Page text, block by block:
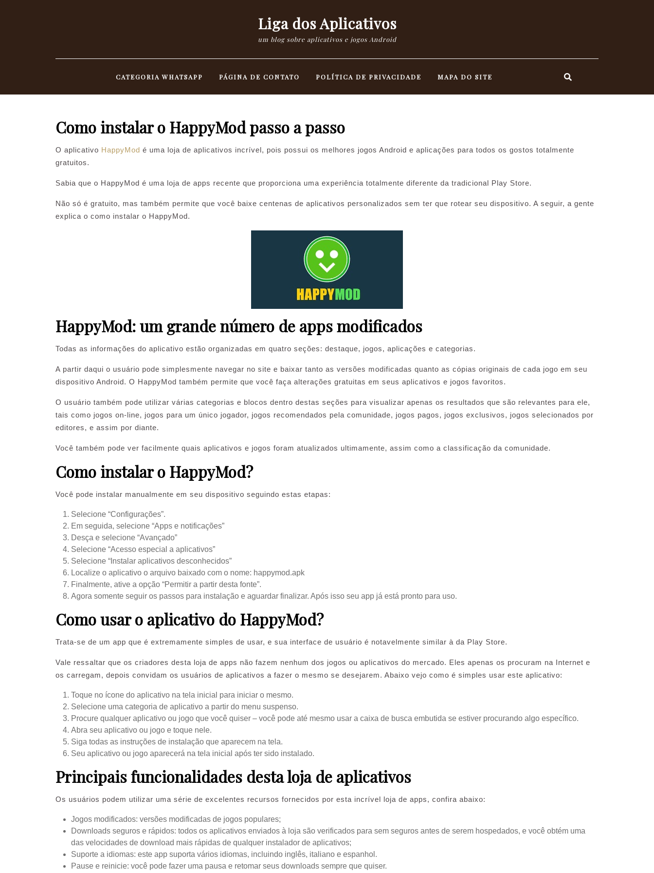
Liga dos Aplicativos
um blog sobre aplicativos e jogos Android
CATEGORIA WHATSAPP PÁGINA DE CONTATO POLÍTICA DE PRIVACIDADE MAPA DO SITE
Como instalar o HappyMod passo a passo
O aplicativo HappyMod é uma loja de aplicativos incrível, pois possui os melhores jogos Android e aplicações para todos os gostos totalmente
gratuitos.
Sabia que o HappyMod é uma loja de apps recente que proporciona uma experiência totalmente diferente da tradicional Play Store.
Não só é gratuito, mas também permite que você baixe centenas de aplicativos personalizados sem ter que rotear seu dispositivo. A seguir, a gente
explica o como instalar o HappyMod.
HappyMod: um grande número de apps modificados
Todas as informações do aplicativo estão organizadas em quatro seções: destaque, jogos, aplicações e categorias.
A partir daqui o usuário pode simplesmente navegar no site e baixar tanto as versões modificadas quanto as cópias originais de cada jogo em seu
dispositivo Android. O HappyMod também permite que você faça alterações gratuitas em seus aplicativos e jogos favoritos.
O usuário também pode utilizar várias categorias e blocos dentro destas seções para visualizar apenas os resultados que são relevantes para ele,
tais como jogos on-line, jogos para um único jogador, jogos recomendados pela comunidade, jogos pagos, jogos exclusivos, jogos selecionados por
editores, e assim por diante.
Você também pode ver facilmente quais aplicativos e jogos foram atualizados ultimamente, assim como a classificação da comunidade.
Como instalar o HappyMod?
Você pode instalar manualmente em seu dispositivo seguindo estas etapas:
Selecione “Configurações”.
Em seguida, selecione “Apps e notificações”
Desça e selecione “Avançado”
Selecione “Acesso especial a aplicativos”
Selecione “Instalar aplicativos desconhecidos”
Localize o aplicativo o arquivo baixado com o nome: happymod.apk
Finalmente, ative a opção “Permitir a partir desta fonte”.
Agora somente seguir os passos para instalação e aguardar finalizar. Após isso seu app já está pronto para uso.
Como usar o aplicativo do HappyMod?
Trata-se de um app que é extremamente simples de usar, e sua interface de usuário é notavelmente similar à da Play Store.
Vale ressaltar que os criadores desta loja de apps não fazem nenhum dos jogos ou aplicativos do mercado. Eles apenas os procuram na Internet e
os carregam, depois convidam os usuários de aplicativos a fazer o mesmo se desejarem. Abaixo vejo como é simples usar este aplicativo:
Toque no ícone do aplicativo na tela inicial para iniciar o mesmo.
Selecione uma categoria de aplicativo a partir do menu suspenso.
Procure qualquer aplicativo ou jogo que você quiser – você pode até mesmo usar a caixa de busca embutida se estiver procurando algo específico.
Abra seu aplicativo ou jogo e toque nele.
Siga todas as instruções de instalação que aparecem na tela.
Seu aplicativo ou jogo aparecerá na tela inicial após ter sido instalado.
Principais funcionalidades desta loja de aplicativos
Os usuários podem utilizar uma série de excelentes recursos fornecidos por esta incrível loja de apps, confira abaixo:
Jogos modificados: versões modificadas de jogos populares;
Downloads seguros e rápidos: todos os aplicativos enviados à loja são verificados para sem seguros antes de serem hospedados, e você obtém uma
das velocidades de download mais rápidas de qualquer instalador de aplicativos;
Suporte a idiomas: este app suporta vários idiomas, incluindo inglês, italiano e espanhol.
Pause e reinicie: você pode fazer uma pausa e retomar seus downloads sempre que quiser.